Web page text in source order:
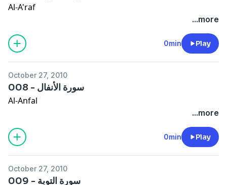
Al-A'raf
...more
0min Play
October 27, 2010
008 - سورة الأنفال
Al-Anfal
...more
0min Play
October 27, 2010
009 - سورة التوبة